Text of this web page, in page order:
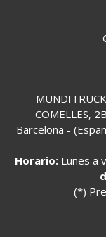
COMELLES,
Barcelona -
Horario: Lunes a
(*)